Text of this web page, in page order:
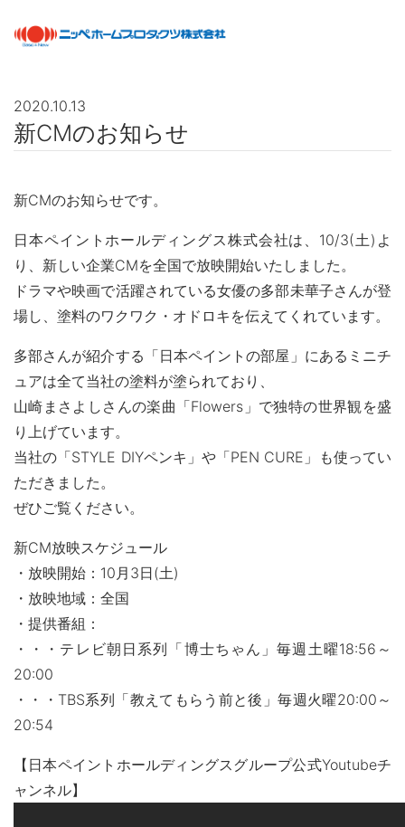
最新情報 NEWS
商品情報 PRODUCTS
会社案内 ABOUT US
会社概要
ネットワーク
採用情報
塗料について ABOUT PAINT
基礎知識
MOVIE
よくある質問 FAQ
Q&A集
用語集
お問い合わせ
SDGsについて
SDGsへの取り組み
活動内容
SDSお問い合わせ
個人情報について
オンラインショップ ONLINE SHOP
2020.10.13
新CMのお知らせ
新CMのお知らせです。
日本ペイントホールディングス株式会社は、10/3(土)よ
り、新しい企業CMを全国で放映開始いたしました。
ドラマや映画で活躍されている女優の多部未華子さんが登
場し、塗料のワクワク・オドロキを伝えてくれています。
多部さんが紹介する「日本ペイントの部屋」にあるミニチ
ュアは全て当社の塗料が塗られており、
山崎まさよしさんの楽曲「Flowers」で独特の世界観を盛
り上げています。
当社の「STYLE DIYペンキ」や「PEN CURE」も使ってい
ただきました。
ぜひご覧ください。
新CM放映スケジュール
・放映開始：10月3日(土)
・放映地域：全国
・提供番組：
・・・テレビ朝日系列「博士ちゃん」毎週土曜18:56～
20:00
・・・TBS系列「教えてもらう前と後」毎週火曜20:00～
20:54
【日本ペイントホールディングスグループ公式Youtubeチ
ャンネル】